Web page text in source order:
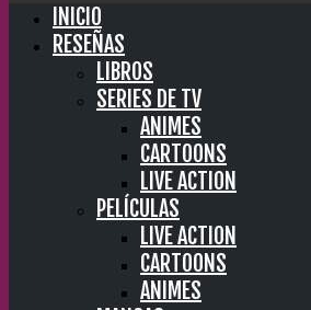
INICIO
RESEÑAS
LIBROS
SERIES DE TV
ANIMES
CARTOONS
LIVE ACTION
PELÍCULAS
LIVE ACTION
CARTOONS
ANIMES